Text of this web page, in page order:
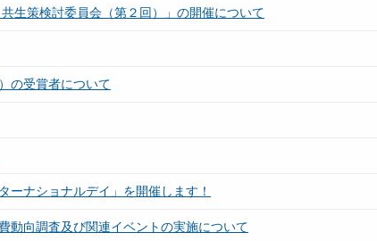
生策検討委員会（第２回）」の開催について
の受賞者について
ーナショナルデイ」を開催します！
動向調査及び関連イベントの実施について